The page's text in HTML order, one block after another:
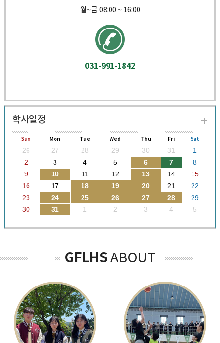
월~금 08:00 ~ 16:00
031-991-1842
학사일정
Sun Mon Tue Wed Thu Fri Sat
26 27 28 29 30 31
1
2
3 4 5 6 7
8
9
10 11 12 13 14
15
16
17 18 19 20 21
22
23
24 25 26 27 28
29
30
31 1 2 3 4 5
GFLHS ABOUT